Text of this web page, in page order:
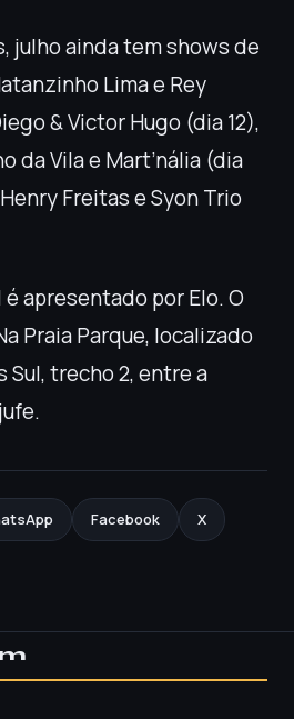
julho ainda tem shows de
Lima e Rey
& Victor Hugo (dia 12),
da Vila e Mart’nália (dia
Freitas e Syon Trio
é apresentado por Elo. O
Praia Parque, localizado
Sul, trecho 2, entre a
Facebook X